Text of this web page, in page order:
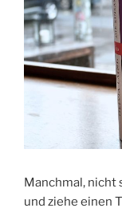
Manchmal, nicht
und ziehe einen